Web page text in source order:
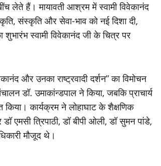
लेते हैं। मायावती आश्रम में स्वामी विवेकानंद
संस्कृति और सेवा-भाव को नई दिशा दी,
स्वामी विवेकानंद जी के चित्र पर
और उनका राष्ट्रवादी दर्शन” का विमोचन
डॉ. उमाकांन्डपाल ने किया, जबकि प्राचार्य
कार्यक्रम ने लोहाघाट के शैक्षणिक
एमसी त्रिपाठी, डॉ बीपी ओली, डॉ सुमन पांडे,
मौजूद थे।